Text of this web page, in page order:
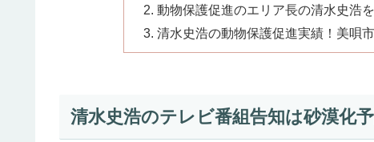
動物保護促進のエリア長の清水史浩
清水史浩の動物保護促進実績！美唄
清水史浩のテレビ番組告知は砂漠化